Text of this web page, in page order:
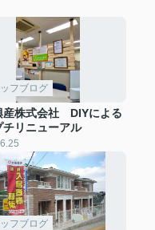
フブログ
産株式会社 DIYによる
チリニューアル
フブログ